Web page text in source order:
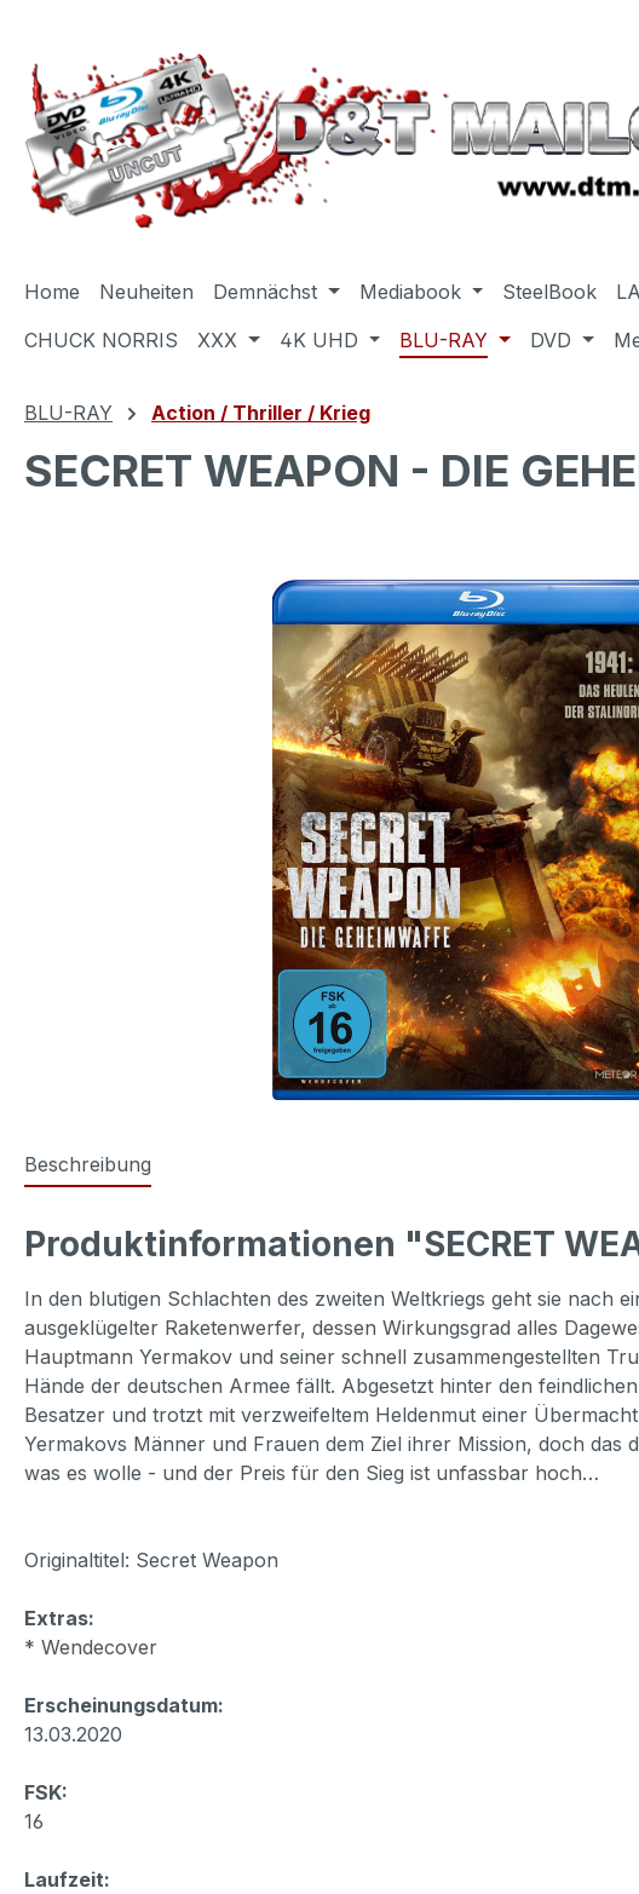
Home Neuheiten Demnächst Mediabook SteelBook
CHUCK NORRIS
XXX 4K UHD BLU-RAY DVD
BLU-RAY Action / Thriller / Krieg
SECRET WEAPON - DIE
Beschreibung
Produktinformationen "SECRET
In den blutigen Schlachten des zweiten Weltkriegs geht sie nach
ausgeklügelter Raketenwerfer, dessen Wirkungsgrad alles
Hauptmann Yermakov und seiner schnell zusammengestellten
Hände der deutschen Armee fällt. Abgesetzt hinter den
Besatzer und trotzt mit verzweifeltem Heldenmut einer
Yermakovs Männer und Frauen dem Ziel ihrer Mission, doch
was es wolle - und der Preis für den Sieg ist unfassbar hoch…
Originaltitel: Secret Weapon
Extras:
* Wendecover
Erscheinungsdatum:
13.03.2020
FSK:
16
Laufzeit: